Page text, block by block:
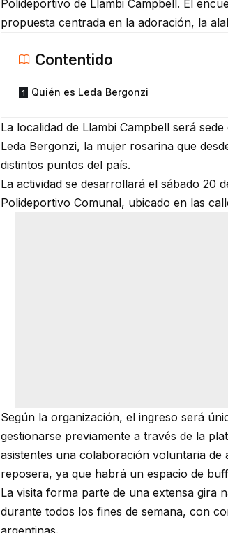
Polideportivo de Llambi Campbell. El
propuesta centrada en la adoración, la
Contentido
Quién es Leda Bergonzi
La localidad de Llambi Campbell será
Leda Bergonzi, la mujer rosarina que
distintos puntos del país.
La actividad se desarrollará el sábado 20
Polideportivo Comunal, ubicado en las
Según la organización, el ingreso será
gestionarse previamente a través de la
asistentes una colaboración voluntaria
reposera, ya que habrá un espacio de
La visita forma parte de una extensa gira
durante todos los fines de semana, con
argentinas.